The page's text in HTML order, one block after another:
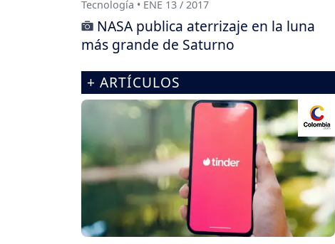
Tecnología • ENE 13 / 2017
NASA publica aterrizaje en la luna
más grande de Saturno
+ ARTÍCULOS